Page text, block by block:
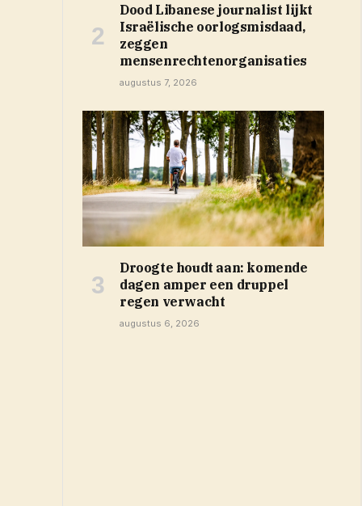
Dood Libanese journalist lijkt
Israëlische oorlogsmisdaad,
zeggen
mensenrechtenorganisaties
augustus 7, 2026
Droogte houdt aan: komende
dagen amper een druppel
regen verwacht
augustus 6, 2026